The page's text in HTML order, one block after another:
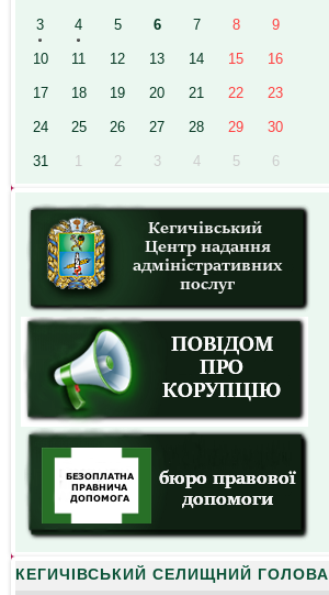
3 4 5 6 7 8 9
10 11 12 13 14 15 16
17 18 19 20 21 22 23
24 25 26 27 28 29 30
31 1 2 3 4 5 6
КЕГИЧІВСЬКИЙ СЕЛИЩНИЙ ГОЛОВА